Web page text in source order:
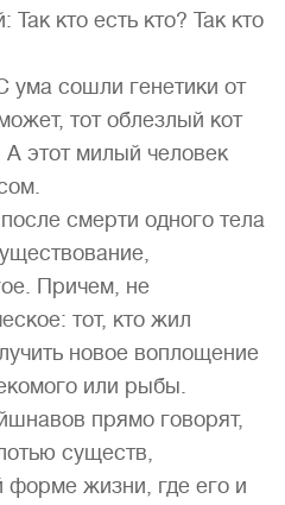
кто есть кто? Так кто
ума сошли генетики от
тот облезлый кот
этот милый человек
смерти одного тела
Причем, не
тот, кто жил
новое воплощение
или рыбы.
прямо говорят,
существ,
форме жизни, где его и